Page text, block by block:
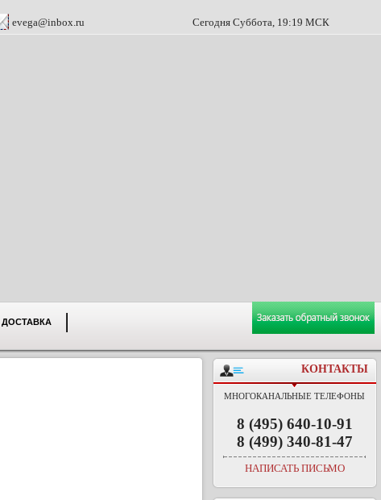
evega@inbox.ru Сегодня Суббота, 19:19 МСК
ДОСТАВКА
КОНТАКТЫ
МНОГОКАНАЛЬНЫЕ ТЕЛЕФОНЫ
8 (495) 640-10-91
8 (499) 340-81-47
НАПИСАТЬ ПИСЬМО